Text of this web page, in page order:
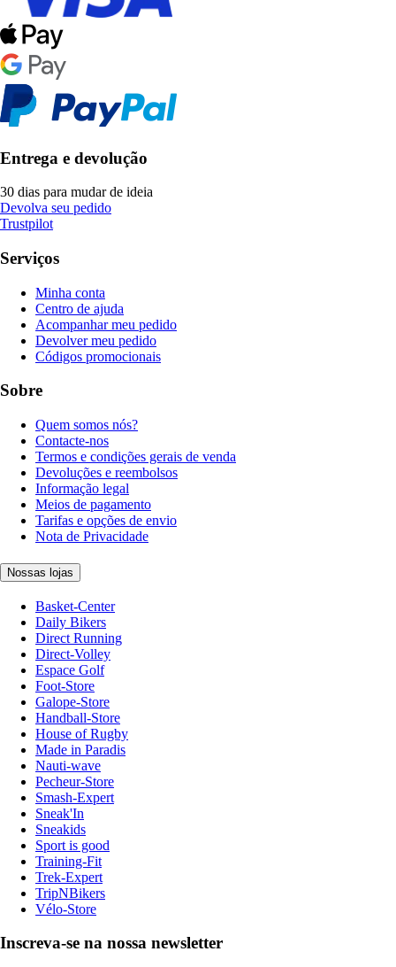
Entrega e devolução
30 dias para mudar de ideia
Devolva seu pedido
Trustpilot
Serviços
Minha conta
Centro de ajuda
Acompanhar meu pedido
Devolver meu pedido
Códigos promocionais
Sobre
Quem somos nós?
Contacte-nos
Termos e condições gerais de venda
Devoluções e reembolsos
Informação legal
Meios de pagamento
Tarifas e opções de envio
Nota de Privacidade
Nossas lojas
Basket-Center
Daily Bikers
Direct Running
Direct-Volley
Espace Golf
Foot-Store
Galope-Store
Handball-Store
House of Rugby
Made in Paradis
Nauti-wave
Pecheur-Store
Smash-Expert
Sneak'In
Sneakids
Sport is good
Training-Fit
Trek-Expert
TripNBikers
Vélo-Store
Inscreva-se na nossa newsletter